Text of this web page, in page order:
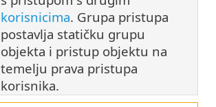
korisnicima. Grupa pristupa
postavlja statičku grupu
objekta i pristup objektu na
temelju prava pristupa
korisnika.